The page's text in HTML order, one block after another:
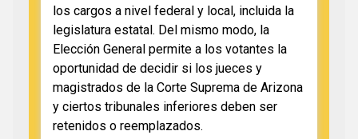
los cargos a nivel federal y local, incluida la
legislatura estatal. Del mismo modo, la
Elección General permite a los votantes la
oportunidad de decidir si los jueces y
magistrados de la Corte Suprema de Arizona
y ciertos tribunales inferiores deben ser
retenidos o reemplazados.